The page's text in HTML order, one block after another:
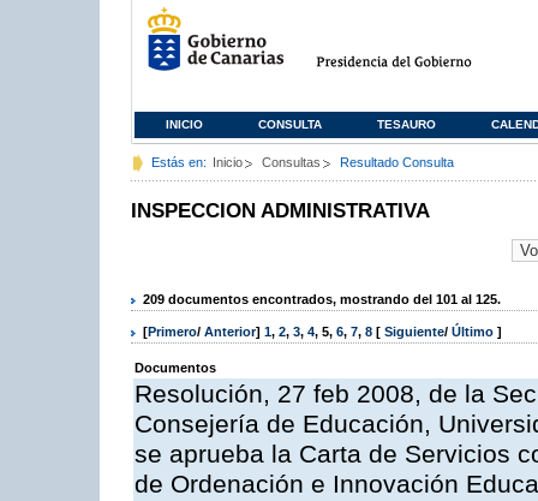
INICIO CONSULTA TESAURO
Estás en: Inicio Consultas Resultado Consulta
INSPECCION ADMINISTRATIVA
209 documentos encontrados, mostrando del 101 al 125.
[Primero/ Anterior] 1, 2, 3, 4, 5, 6, 7, 8 [ Siguiente/ Último ]
Documentos
Resolución, 27 feb 2008, de la
Consejería de Educación,
se aprueba la Carta de Servicios
de Ordenación e Innovación